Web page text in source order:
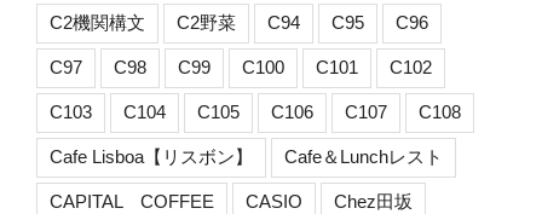
C2機関構文 C2野菜 C94 C95 C96
C97 C98 C99 C100 C101 C102
C103 C104 C105 C106 C107 C108
Cafe Lisboa【リスボン】 Cafe＆Lunchレスト
CAPITAL COFFEE CASIO Chez田坂